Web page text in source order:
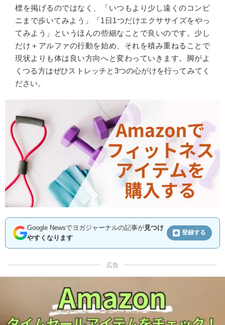
標を掲げるのではなく、「いつもより少し遠くのコンビ
ニまで歩いてみよう」「1日1つだけエクササイズをやっ
てみよう」というほんの些細なことで良いのです。少し
だけ＋アルファの行動を始め、それを積み重ねることで
現状よりも体は良い方向へと変わっていきます。脚がよ
くつる方はぜひストレッチと3つの心がけを行ってみてく
ださい。
Google Newsでヨガジャーナルの記事が見つけ
やすくなります
登録する
広告